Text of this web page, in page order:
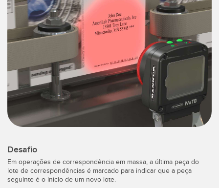
SENSORES
Sensores Fotoelétricos
Medição de Distância a Laser
Barreiras de Medição
3D Time of Flight
Sensores de Radar
Fiber Optics
IIOT E FÁBRICA INTELIGENTE
Chamada para Reposição de Peças, Serviços ou Coleta de
Paletes
Comunicação na Fábrica
Detecção da Primeira Borda
Manutenção Preditiva
Manutenção Preditiva
Preventiva
Monitoramento de Máquinas/Eficiência Geral do Equipamento
Desafio
Em operações de correspondência em massa, a última peça do
lote de correspondências é marcado para indicar que a peça
seguinte é o início de um novo lote.